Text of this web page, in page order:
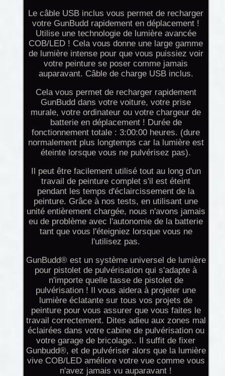
Le câble USB inclus vous permet de recharger
votre GunBudd rapidement en déplacement !
Utilise une technologie de lumière avancée
COB/LED ! Cela vous donne une large gamme
de lumière intense pour que vous puissiez voir
votre peinture se poser comme jamais
auparavant. Câble de charge USB inclus.
Cela vous permet de recharger rapidement
GunBudd dans votre voiture, votre prise
murale, votre ordinateur ou votre chargeur de
batterie en déplacement ! Durée de
fonctionnement totale : 3:00:00 heures. (dure
normalement plus longtemps car la lumière est
éteinte lorsque vous ne pulvérisez pas).
Il peut être facilement utilisé tout au long d'un
travail de peinture complet s'il est éteint
pendant les temps d'éclaircissement de la
peinture. Grâce à nos tests, en utilisant une
unité entièrement chargée, nous n'avons jamais
eu de problème avec l'autonomie de la batterie
tant que vous l'éteigniez lorsque vous ne
l'utilisez pas.
GunBudd® est un système universel de lumière
pour pistolet de pulvérisation qui s'adapte à
n'importe quelle tasse de pistolet de
pulvérisation ! Il vous aidera à projeter une
lumière éclatante sur tous vos projets de
peinture pour vous assurer que vous faites le
travail correctement. Dites adieu aux zones mal
éclairées dans votre cabine de pulvérisation ou
votre garage de bricolage.. Il suffit de fixer
Gunbudd®, et de pulvériser alors que la lumière
vive COB/LED améliore votre vue comme vous
n'avez jamais vu auparavant !